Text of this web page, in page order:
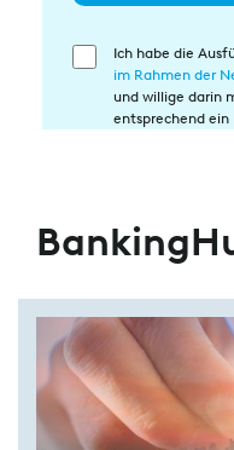
Einwilligung
Ich habe die
im Rahmen der
und willige darin
entsprechend ein